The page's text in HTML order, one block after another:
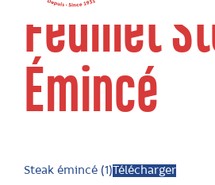
Feuillet
Émincé
Steak émincé (1)Télécharger